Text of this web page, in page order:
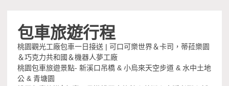
包車旅遊行程
桃園觀光工廠包車一日接送 | 可口可樂世界＆卡司，蒂菈樂園
＆巧克力共和國＆機器人夢工廠
桃園包車旅遊景點- 新溪口吊橋 & 小烏來天空步道 & 水中土地
公 & 青塘園